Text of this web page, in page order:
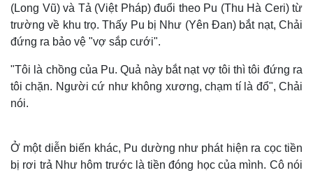
Quốc hội
Nhận diện sự thật
Giáo dục
Dấu ấn VOV
(Long Vũ) và Tả (Việt Pháp) đuổi theo Pu (Thu Hà Ceri) từ
trường về khu trọ. Thấy Pu bị Như (Yên Đan) bắt nạt, Chải
đứng ra bảo vệ "vợ sắp cưới".
"Tôi là chồng của Pu. Quả này bắt nạt vợ tôi thì tôi đứng ra
tôi chặn. Người cứ như không xương, chạm tí là đổ", Chải
nói.
Ở một diễn biến khác, Pu dường như phát hiện ra cọc tiền
bị rơi trả Như hôm trước là tiền đóng học của mình. Cô nói